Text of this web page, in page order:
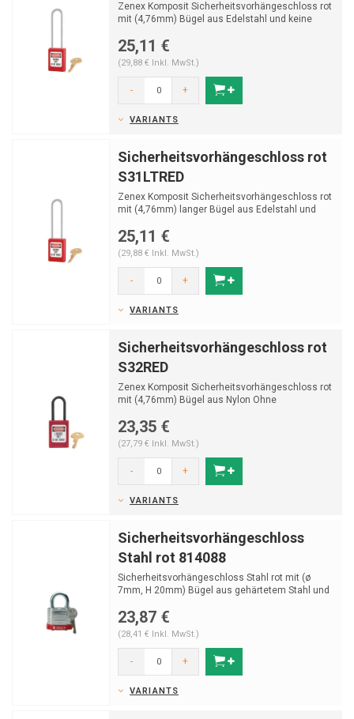
Zenex Komposit Sicherheitsvorhängeschloss rot
mit (4,76mm) Bügel aus Edelstahl und keine
25,11 €
(29,88 € Inkl. MwSt.)
- +
VARIANTS
Sicherheitsvorhängeschloss rot
S31LTRED
Zenex Komposit Sicherheitsvorhängeschloss rot
mit (4,76mm) langer Bügel aus Edelstahl und
25,11 €
(29,88 € Inkl. MwSt.)
- +
VARIANTS
Sicherheitsvorhängeschloss rot
S32RED
Zenex Komposit Sicherheitsvorhängeschloss rot
mit (4,76mm) Bügel aus Nylon Ohne
23,35 €
(27,79 € Inkl. MwSt.)
- +
VARIANTS
Sicherheitsvorhängeschloss
Stahl rot 814088
Sicherheitsvorhängeschloss Stahl rot mit (ø
7mm, H 20mm) Bügel aus gehärtetem Stahl und
23,87 €
(28,41 € Inkl. MwSt.)
- +
VARIANTS